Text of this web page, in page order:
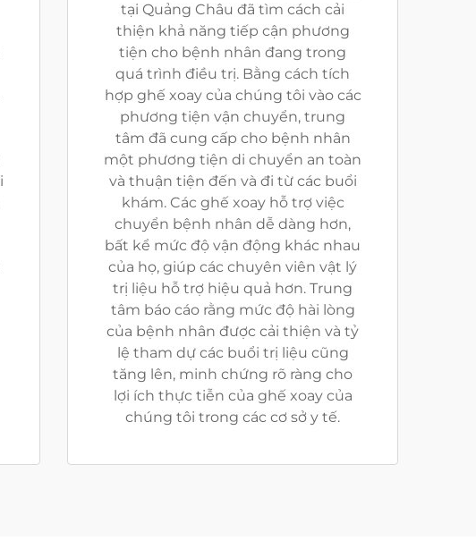
tại Quảng Châu đã tìm cách cải
thiện khả năng tiếp cận phương
tiện cho bệnh nhân đang trong
quá trình điều trị. Bằng cách tích
hợp ghế xoay của chúng tôi vào các
phương tiện vận chuyển, trung
tâm đã cung cấp cho bệnh nhân
một phương tiện di chuyển an toàn
và thuận tiện đến và đi từ các buổi
khám. Các ghế xoay hỗ trợ việc
chuyển bệnh nhân dễ dàng hơn,
bất kể mức độ vận động khác nhau
của họ, giúp các chuyên viên vật lý
trị liệu hỗ trợ hiệu quả hơn. Trung
tâm báo cáo rằng mức độ hài lòng
của bệnh nhân được cải thiện và tỷ
lệ tham dự các buổi trị liệu cũng
tăng lên, minh chứng rõ ràng cho
lợi ích thực tiễn của ghế xoay của
chúng tôi trong các cơ sở y tế.